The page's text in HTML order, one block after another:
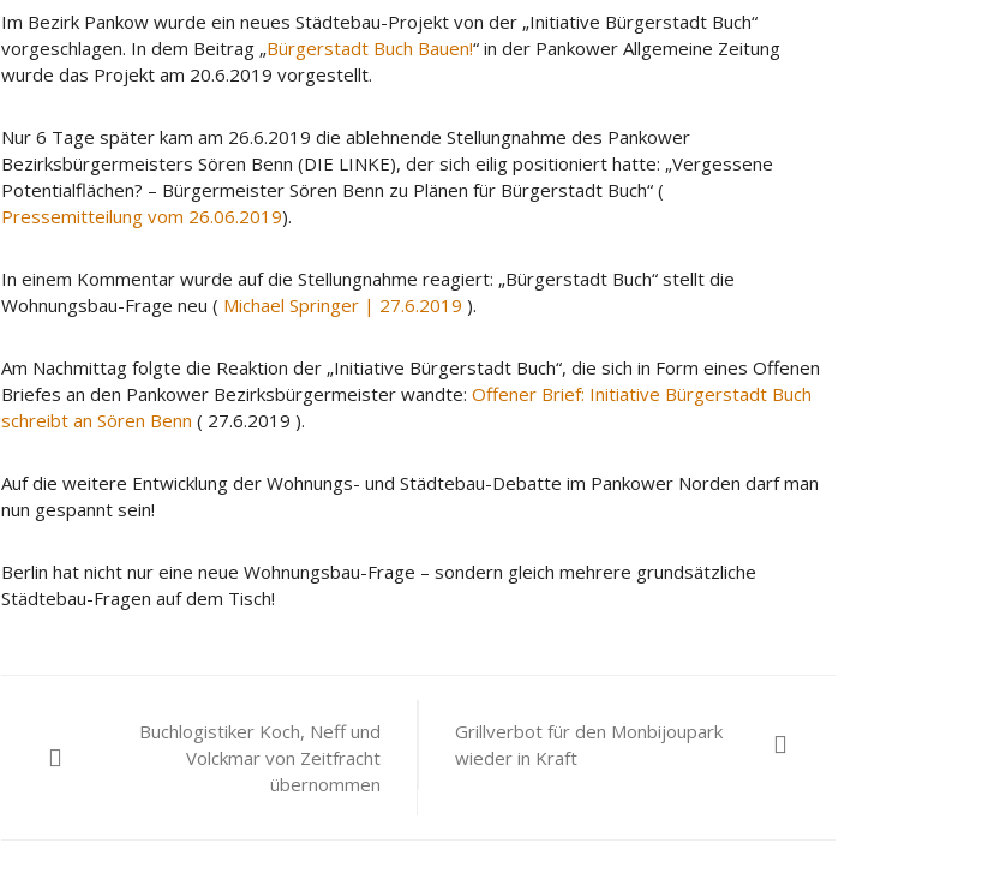
Im Bezirk Pankow wurde ein neues Städtebau-Projekt von der „Initiative Bürgerstadt Buch“
vorgeschlagen. In dem Beitrag „Bürgerstadt Buch Bauen!“ in der Pankower Allgemeine Zeitung
wurde das Projekt am 20.6.2019 vorgestellt.
Nur 6 Tage später kam am 26.6.2019 die ablehnende Stellungnahme des Pankower
Bezirksbürgermeisters Sören Benn (DIE LINKE), der sich eilig positioniert hatte: „Vergessene
Potentialflächen? – Bürgermeister Sören Benn zu Plänen für Bürgerstadt Buch“ (
Pressemitteilung vom 26.06.2019).
In einem Kommentar wurde auf die Stellungnahme reagiert: „Bürgerstadt Buch“ stellt die
Wohnungsbau-Frage neu ( Michael Springer | 27.6.2019 ).
Am Nachmittag folgte die Reaktion der „Initiative Bürgerstadt Buch“, die sich in Form eines Offenen
Briefes an den Pankower Bezirksbürgermeister wandte: Offener Brief: Initiative Bürgerstadt Buch
schreibt an Sören Benn ( 27.6.2019 ).
Auf die weitere Entwicklung der Wohnungs- und Städtebau-Debatte im Pankower Norden darf man
nun gespannt sein!
Berlin hat nicht nur eine neue Wohnungsbau-Frage – sondern gleich mehrere grundsätzliche
Städtebau-Fragen auf dem Tisch!
Buchlogistiker Koch, Neff und
Volckmar von Zeitfracht
übernommen
Grillverbot für den Monbijoupark
wieder in Kraft